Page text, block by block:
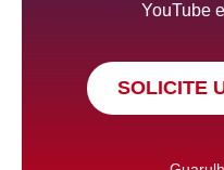
YouTube
SOLICITE